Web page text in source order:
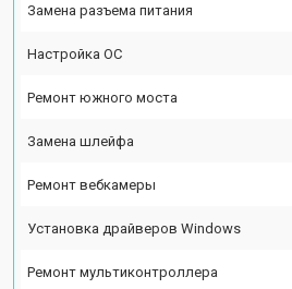
Замена разъема питания
Настройка ОС
Ремонт южного моста
Замена шлейфа
Ремонт вебкамеры
Установка драйверов Windows
Ремонт мультиконтроллера